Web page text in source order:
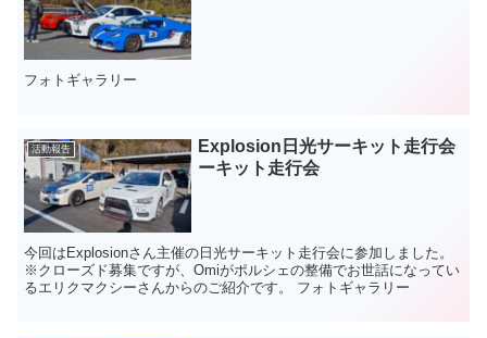
フォトギャラリー
活動報告
Explosion日光サーキット走行会
ーキット走行会
今回はExplosionさん主催の日光サーキット走行会に参加しました。
※クローズド募集ですが、Omiがポルシェの整備でお世話になってい
るエリクマクシーさんからのご紹介です。 フォトギャラリー